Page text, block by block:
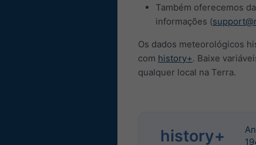
Também oferecemos
informações (
Os dados meteorológicos
com history+. Baixe
qualquer local na Terra.
history+